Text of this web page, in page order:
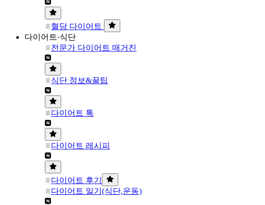
혈당 다이어트
다이어트·식단
전문가 다이어트 매거진
식단 정보&꿀팁
다이어트 톡
다이어트 레시피
다이어트 후기
다이어트 일기(식단,운동)